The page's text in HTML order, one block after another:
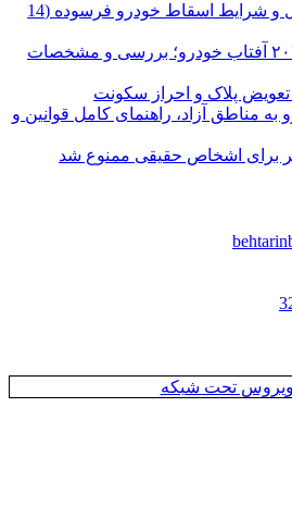
راهنمای کامل مراحل و شرایط اسقاط خودرو فرسوده (14
مزدا CX-30 مدل ۲۰۲۴ آفتاب خودرو؛ بررسی و مشخصات
پلاک و احراز سکونت
مناطق آزاد، راهنمای کامل قوانین و
برای اشخاص حقیقی ممنوع شد
ویروس تحت شبکه